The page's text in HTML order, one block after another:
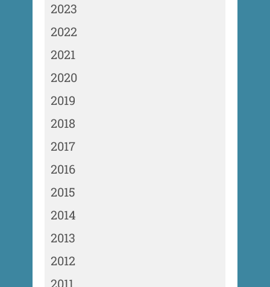
2023
2022
2021
2020
2019
2018
2017
2016
2015
2014
2013
2012
2011